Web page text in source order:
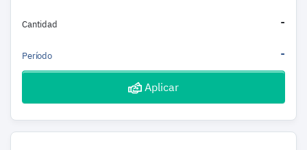
Cantidad -
Período -
Aplicar